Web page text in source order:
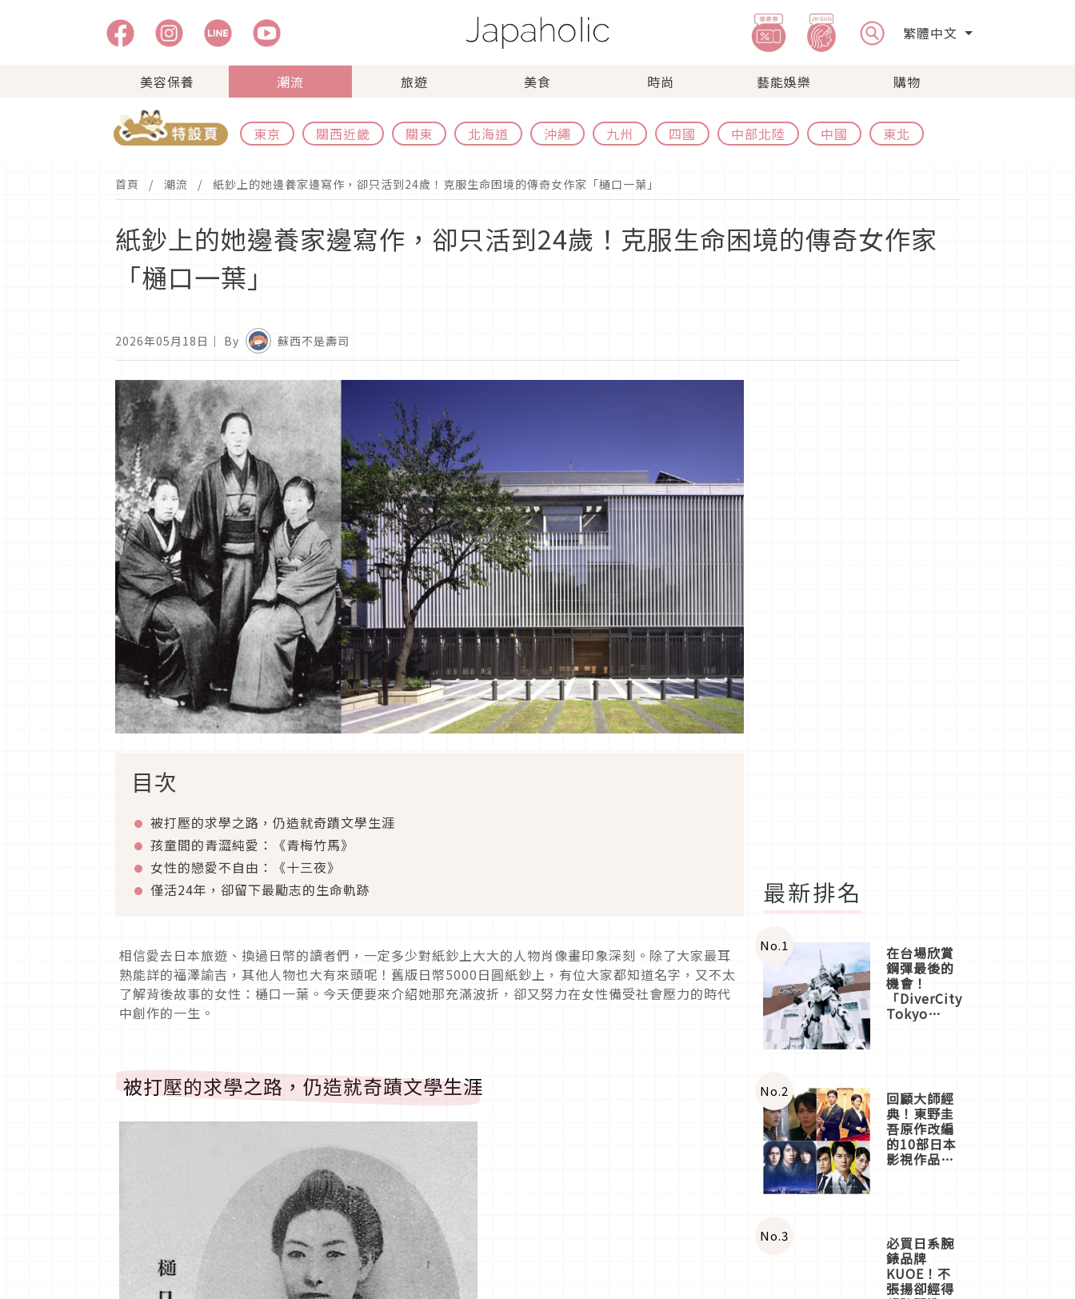
繁體中文
美容保養 潮流 旅遊 美食 時尚 藝能娛樂 購物
東京 關西近畿 關東 北海道 沖繩 九州 四國 中部北陸 中國 東北
首頁 潮流 紙鈔上的她邊養家邊寫作，卻只活到24歲！克服生命困境的傳奇女作家「樋口一葉」
紙鈔上的她邊養家邊寫作，卻只活到24歲！克服生命困境的傳奇女作家
「樋口一葉」
2026年05月18日 ｜ By 蘇西不是壽司
目次
被打壓的求學之路，仍造就奇蹟文學生涯
孩童間的青澀純愛：《青梅竹馬》
女性的戀愛不自由：《十三夜》
僅活24年，卻留下最勵志的生命軌跡
相信愛去日本旅遊、換過日幣的讀者們，一定多少對紙鈔上大大的人物肖像畫印象深刻。除了大家最耳
熟能詳的福澤諭吉，其他人物也大有來頭呢！舊版日幣5000日圓紙鈔上，有位大家都知道名字，又不太
了解背後故事的女性：樋口一葉。今天便要來介紹她那充滿波折，卻又努力在女性備受社會壓力的時代
中創作的一生。
被打壓的求學之路，仍造就奇蹟文學生涯
最新排名
No.1 在台場欣賞
鋼彈最後的
機會！
「DiverCity
Tokyo
體驗
No.2 回顧大師經
典！東野圭
吾原作改編
的10部日本
影視作品推
No.3 必買日系腕
錶品牌
KUOE！不
張揚卻經得